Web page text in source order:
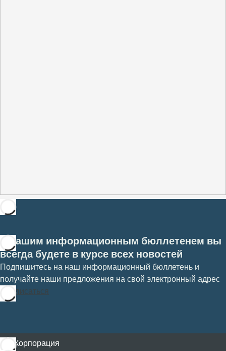
С нашим информационным бюллетенем вы
всегда будете в курсе всех новостей
Подпишитесь на наш информационный бюллетень и
получайте наши предложения на свой электронный адрес
Подписаться
Корпорация